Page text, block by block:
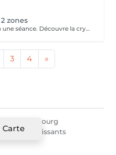
zones
Redessinez votre silouhette en une séance. Découvre la cryolipolise augmentée, une technologie haute gamme, fariquée en France par ContourParis. Éliminez les amas graisseux grâce à l'efficacité du froid. Il est possible qu'il y ait des contre-indications à la réalisation de ce soin. Si vous n'êtes jamais venu, je vous conseille de réserver au préalable un bilan silhouette ou de téléphoner au cabinet.
3 4 »
Carte
Luxembourg
Amincissants